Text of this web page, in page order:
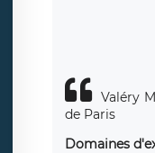
Valéry
de Paris
Domaines